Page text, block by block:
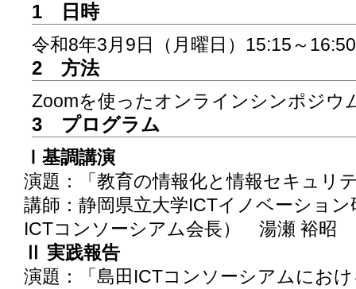
1 日時
令和8年3月9日（月曜日）15:15～16:50
2 方法
Zoomを使ったオンラインシンポジウ
3 プログラム
Ⅰ基調講演
演題：「教育の情報化と情報セキュリ
講師：静岡県立大学ICTイノベーショ
ICTコンソーシアム会長） 湯瀬 裕昭
Ⅱ 実践報告
演題：「島田ICTコンソーシアムにお